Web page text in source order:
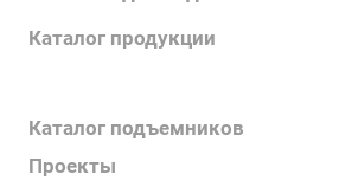
Каталог продукции
Каталог подъемников
Проекты